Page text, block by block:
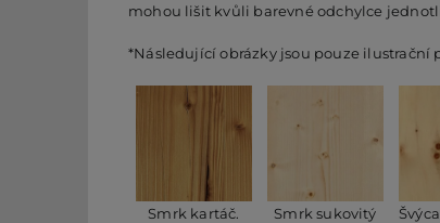
mohou lišit kvůli barevné odchylce
*Následující obrázky jsou pouze ilustrační
Smrk kartáč. Smrk sukovitý